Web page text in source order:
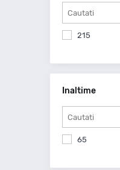
215
Inaltime
65